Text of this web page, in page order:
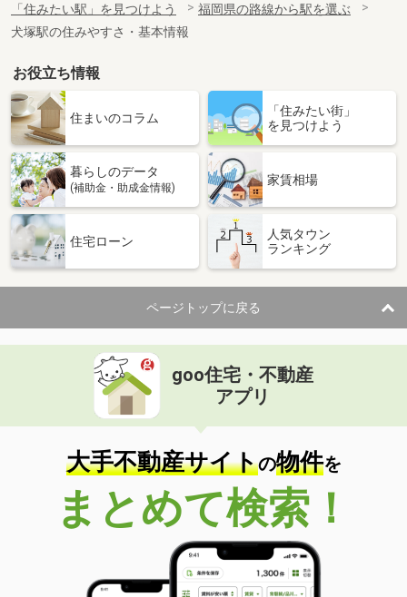
「住みたい駅」を見つけよう
福岡県の路線から駅を選ぶ
犬塚駅の住みやすさ・基本情報
お役立ち情報
住まいのコラム
「住みたい街」
を見つけよう
暮らしのデータ
(補助金・助成金情報)
家賃相場
住宅ローン
人気タウン
ランキング
ページトップに戻る
goo住宅・不動産
アプリ
大手不動産サイトの物件を
まとめて検索！